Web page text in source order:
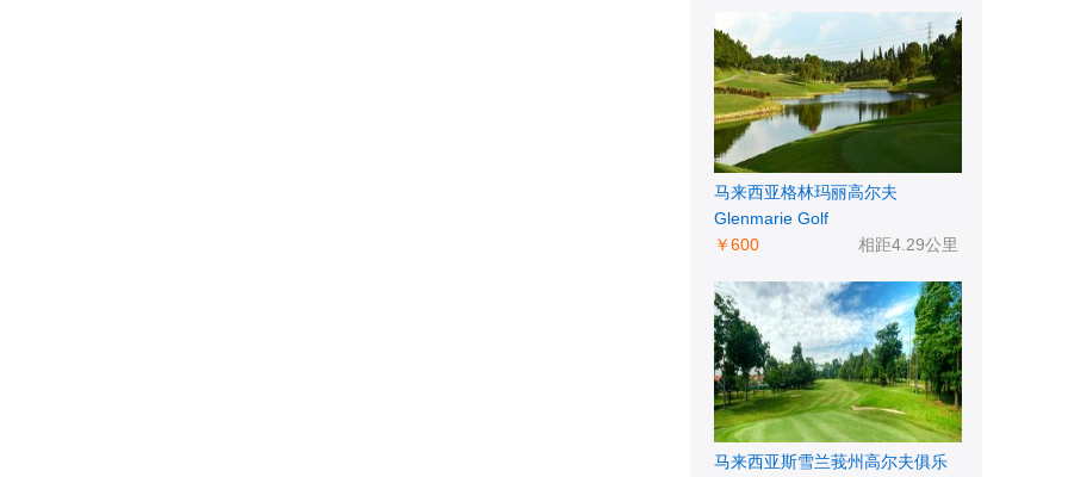
马来西亚格林玛丽高尔夫
Glenmarie Golf
相距4.29公里
￥600
马来西亚斯雪兰莪州高尔夫俱乐